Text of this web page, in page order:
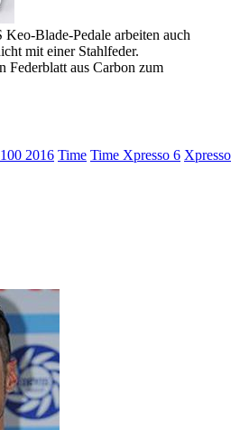
Blade-Pedale arbeiten auch
mit einer Stahlfeder.
Federblatt aus Carbon zum
2016 Time Time Xpresso 6 Xpresso